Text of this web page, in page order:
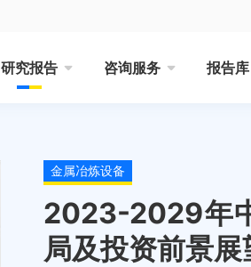
研究报告 咨询服务 报告库
金属冶炼设备
2023-2029年
局及投资前景展